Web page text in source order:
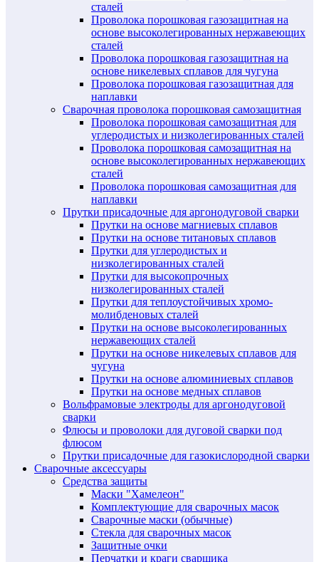
сталей
Проволока порошковая газозащитная на
основе высоколегированных нержавеющих
сталей
Проволока порошковая газозащитная на
основе никелевых сплавов для чугуна
Проволока порошковая газозащитная для
наплавки
Сварочная проволока порошковая самозащитная
Проволока порошковая самозащитная для
углеродистых и низколегированных сталей
Проволока порошковая самозащитная на
основе высоколегированных нержавеющих
сталей
Проволока порошковая самозащитная для
наплавки
Прутки присадочные для аргонодуговой сварки
Прутки на основе магниевых сплавов
Прутки на основе титановых сплавов
Прутки для углеродистых и
низколегированных сталей
Прутки для высокопрочных
низколегированных сталей
Прутки для теплоустойчивых хромо-
молибденовых сталей
Прутки на основе высоколегированных
нержавеющих сталей
Прутки на основе никелевых сплавов для
чугуна
Прутки на основе алюминиевых сплавов
Прутки на основе медных сплавов
Вольфрамовые электроды для аргонодуговой
сварки
Флюсы и проволоки для дуговой сварки под
флюсом
Прутки присадочные для газокислородной сварки
Сварочные аксессуары
Средства защиты
Маски "Хамелеон"
Комплектующие для сварочных масок
Сварочные маски (обычные)
Стекла для сварочных масок
Защитные очки
Перчатки и краги сварщика